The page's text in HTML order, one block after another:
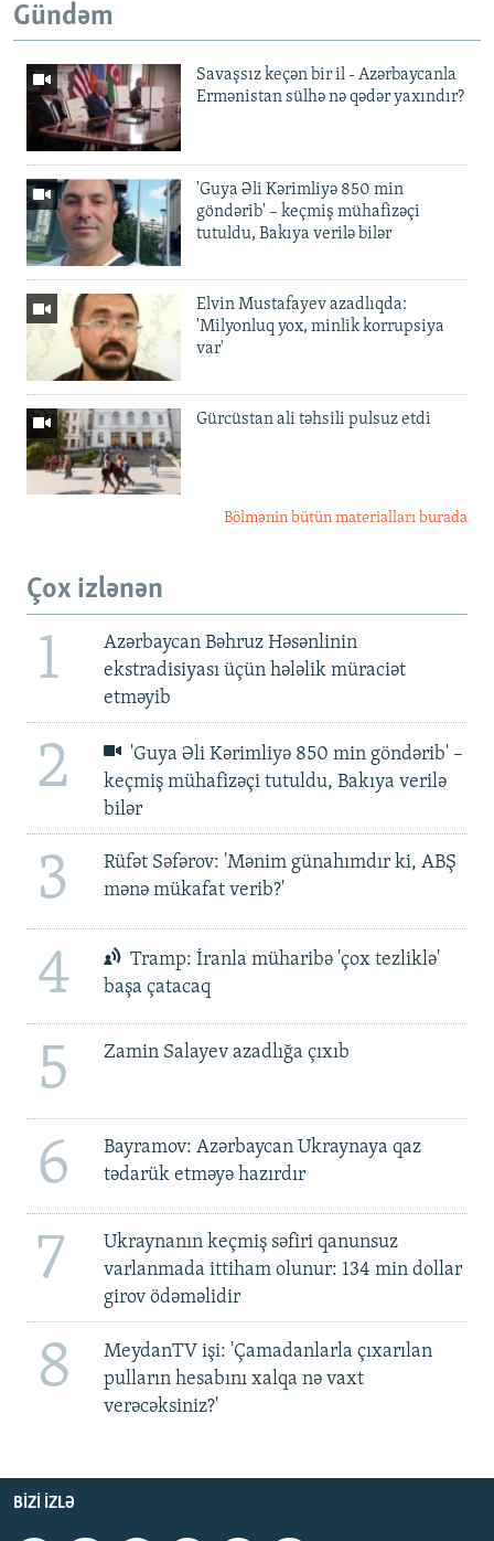
Gündəm
Savaşsız keçən bir il - Azərbaycanla
Ermənistan sülhə nə qədər yaxındır?
'Guya Əli Kərimliyə 850 min
göndərib' – keçmiş mühafizəçi
tutuldu, Bakıya verilə bilər
Elvin Mustafayev azadlıqda:
'Milyonluq yox, minlik korrupsiya
var'
Gürcüstan ali təhsili pulsuz etdi
Bölmənin bütün materialları burada
Çox izlənən
1
Azərbaycan Bəhruz Həsənlinin
ekstradisiyası üçün hələlik müraciət
etməyib
2
'Guya Əli Kərimliyə 850 min göndərib' –
keçmiş mühafizəçi tutuldu, Bakıya verilə
bilər
3
Rüfət Səfərov: 'Mənim günahımdır ki, ABŞ
mənə mükafat verib?'
4
Tramp: İranla müharibə 'çox tezliklə'
başa çatacaq
5 Zamin Salayev azadlığa çıxıb
6
Bayramov: Azərbaycan Ukraynaya qaz
tədarük etməyə hazırdır
7
Ukraynanın keçmiş səfiri qanunsuz
varlanmada ittiham olunur: 134 min dollar
girov ödəməlidir
8
MeydanTV işi: 'Çamadanlarla çıxarılan
pulların hesabını xalqa nə vaxt
verəcəksiniz?'
BIZI IZLƏ